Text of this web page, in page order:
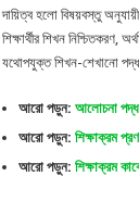
দায়িত্ব হলো বিষয়বস্তু
শিক্ষার্থীর শিখন নিশ্চিতকরণ,
যথোপযুক্ত শিখন-শেখানো
আরো পড়ুন: আলোচনা
আরো পড়ুন: শিক্ষাক্রম
আরো পড়ুন: শিক্ষাক্রম